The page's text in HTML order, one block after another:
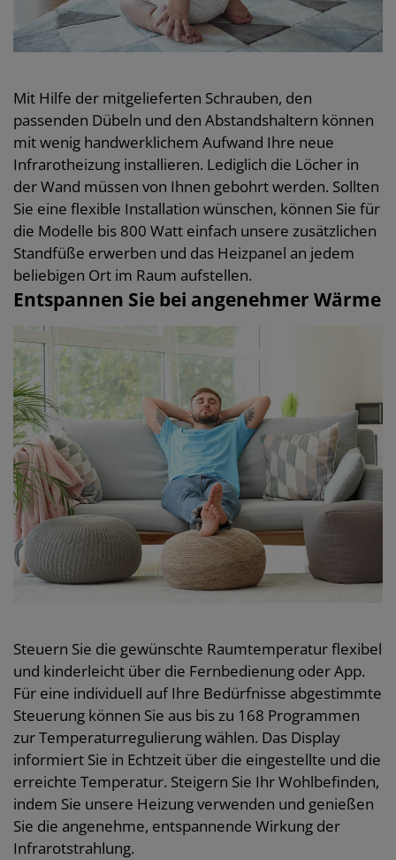
Mit Hilfe der mitgelieferten Schrauben, den
passenden Dübeln und den Abstandshaltern können
mit wenig handwerklichem Aufwand Ihre neue
Infrarotheizung installieren. Lediglich die Löcher in
der Wand müssen von Ihnen gebohrt werden. Sollten
Sie eine flexible Installation wünschen, können Sie für
die Modelle bis 800 Watt einfach unsere zusätzlichen
Standfüße erwerben und das Heizpanel an jedem
beliebigen Ort im Raum aufstellen.
Entspannen Sie bei angenehmer Wärme
Steuern Sie die gewünschte Raumtemperatur flexibel
und kinderleicht über die Fernbedienung oder App.
Für eine individuell auf Ihre Bedürfnisse abgestimmte
Steuerung können Sie aus bis zu 168 Programmen
zur Temperaturregulierung wählen. Das Display
informiert Sie in Echtzeit über die eingestellte und die
erreichte Temperatur. Steigern Sie Ihr Wohlbefinden,
indem Sie unsere Heizung verwenden und genießen
Sie die angenehme, entspannende Wirkung der
Infrarotstrahlung.